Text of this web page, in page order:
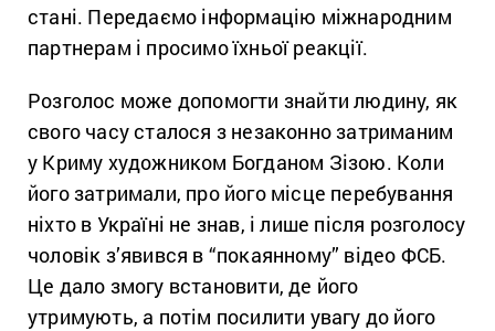
стані. Передаємо інформацію міжнародним
партнерам і просимо їхньої реакції.
Розголос може допомогти знайти людину, як
свого часу сталося з незаконно затриманим
у Криму художником Богданом Зізою. Коли
його затримали, про його місце перебування
ніхто в Україні не знав, і лише після розголосу
чоловік з’явився в “покаянному” відео ФСБ.
Це дало змогу встановити, де його
утримують, а потім посилити увагу до його